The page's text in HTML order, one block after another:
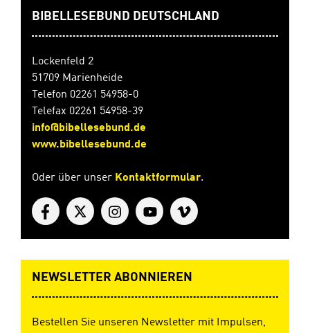
BIBELLESEBUND DEUTSCHLAND
Lockenfeld 2
51709 Marienheide
Telefon 02261 54958-0
Telefax 02261 54958-39
info@bibellesebund.de
www.bibellesebund.de
Oder über unser Kontaktformular.
NEWSLETTER ABONNIEREN
Bestellen Sie unseren Newsletter mit Impulsen,